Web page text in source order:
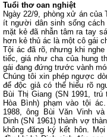
Tuổi thơ oan nghiệt
Ngày 22/9, phòng xử án
ít người dân sinh sống
mặt kẻ đã nhẫn tâm ra tay
hơn kẻ thủ ác là một cô gái
Tội ác đã rõ, nhưng khi
tiếc, giá như cha của hung
gái đang đứng trước vành
Chúng tôi xin phép ngược
để độc giả có thể hiểu rõ
Bùi Thị Giang (SN 1991, trú
Hòa Bình) phạm vào tội
1988, ông Bùi Văn Vinh
Dinh (SN 1961) thành vợ
không đăng ký kết hôn.